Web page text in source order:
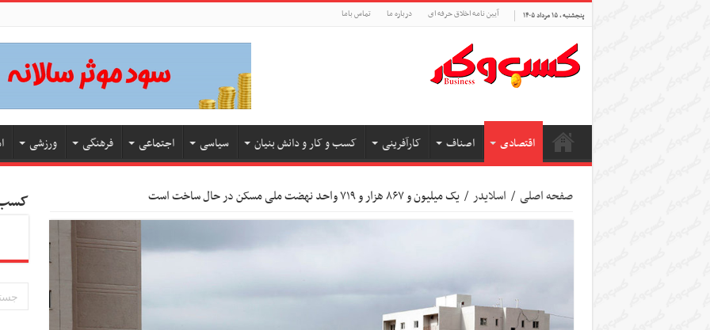
پنجشنبه , ۱۵ مرداد ۱۴۰۵ آیین نامه اخلاق حرفه ای درباره ما تماس باما
اقتصادی اصناف کارآفرینی کسب و کار و دانش بنیان سیاسی اجتماعی فرهنگی ورزشی
صفحه اصلی / اسلایدر / یک میلیون و ۸۶۷ هزار و ۷۱۹ واحد نهضت ملی مسکن در حال ساخت است کسب